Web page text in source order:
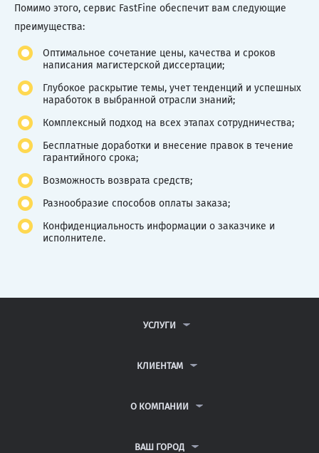
Помимо этого, сервис FastFine обеспечит вам следующие
преимущества:
Оптимальное сочетание цены, качества и сроков
написания магистерской диссертации;
Глубокое раскрытие темы, учет тенденций и успешных
наработок в выбранной отрасли знаний;
Комплексный подход на всех этапах сотрудничества;
Бесплатные доработки и внесение правок в течение
гарантийного срока;
Возможность возврата средств;
Разнообразие способов оплаты заказа;
Конфиденциальность информации о заказчике и
исполнителе.
УСЛУГИ
ДИПЛОМНЫЕ РАБОТЫ
РЕФЕРАТЫ
КЛИЕНТАМ
ВОПРОСЫ И ОТВЕТЫ
ПОЛИТИКА КОНФИДЕНЦИАЛЬНОСТИ
О КОМПАНИИ
КОНТАКТЫ
ВАШ ГОРОД